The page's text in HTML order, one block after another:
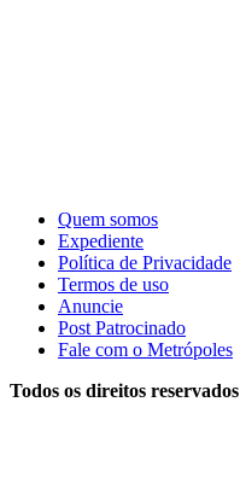
Quem somos
Expediente
Política de Privacidade
Termos de uso
Anuncie
Post Patrocinado
Fale com o Metrópoles
Todos os direitos reservados